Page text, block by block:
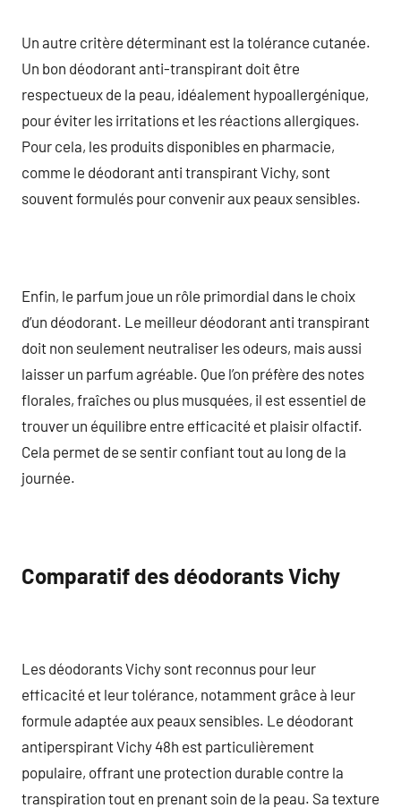
Un autre critère déterminant est la tolérance cutanée.
Un bon déodorant anti-transpirant doit être
respectueux de la peau, idéalement hypoallergénique,
pour éviter les irritations et les réactions allergiques.
Pour cela, les produits disponibles en pharmacie,
comme le déodorant anti transpirant Vichy, sont
souvent formulés pour convenir aux peaux sensibles.
Enfin, le parfum joue un rôle primordial dans le choix
d’un déodorant. Le meilleur déodorant anti transpirant
doit non seulement neutraliser les odeurs, mais aussi
laisser un parfum agréable. Que l’on préfère des notes
florales, fraîches ou plus musquées, il est essentiel de
trouver un équilibre entre efficacité et plaisir olfactif.
Cela permet de se sentir confiant tout au long de la
journée.
Comparatif des déodorants Vichy
Les déodorants Vichy sont reconnus pour leur
efficacité et leur tolérance, notamment grâce à leur
formule adaptée aux peaux sensibles. Le déodorant
antiperspirant Vichy 48h est particulièrement
populaire, offrant une protection durable contre la
transpiration tout en prenant soin de la peau. Sa texture